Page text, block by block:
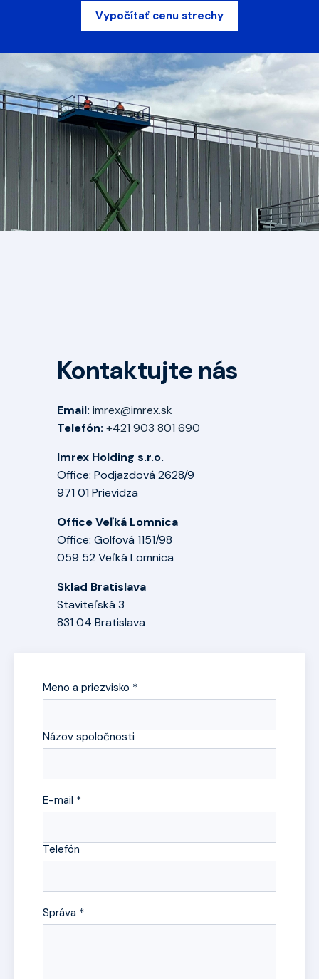
Vypočítať cenu strechy
Kontaktujte nás
Email: imrex@imrex.sk
Telefón: +421 903 801 690
Imrex Holding s.r.o.
Office: Podjazdová 2628/9
971 01 Prievidza
Office Veľká Lomnica
Office: Golfová 1151/98
059 52 Veľká Lomnica
Sklad Bratislava
Staviteľská 3
831 04 Bratislava
Meno a priezvisko *
Názov spoločnosti
E-mail *
Telefón
Správa *